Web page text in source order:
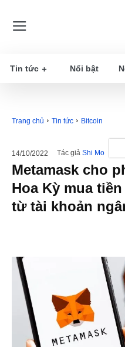
Tin tức Nổi bật
Trang chủ Tin tức Bitcoin
14/10/2022 Tác giả Shi Mo
Metamask cho
Hoa Kỳ mua
từ tài khoản